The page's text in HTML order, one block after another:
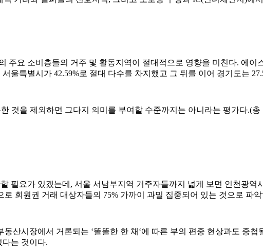
주요 소비층들의 거주 및 활동지역이 절대적으로 영향을 미친다. 에이
울특별시가 42.59%로 절대 다수를 차지했고 그 뒤를 이어 경기도는
것을 제외하면 그다지 의미를 부여할 수준까지는 아니라는 평가다.(
필요가 있겠는데, 서울 서남부지역 거주자들까지 넓게 보면 인천광
회원권 거래 대상자들의 75% 가까이 과밀 집중되어 있는 것으로 파
산시장에서 거론되는 ‘똘똘한 한 채‘에 따른 부의 편중 현상과도 중
다는 것이다.